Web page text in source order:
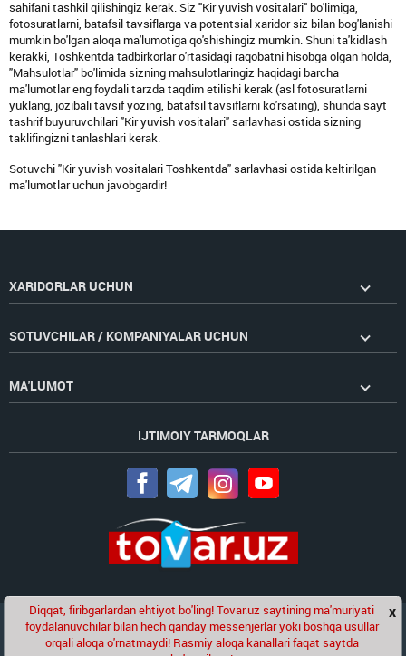
sahifani tashkil qilishingiz kerak. Siz "Kir yuvish vositalari" bo'limiga,
fotosuratlarni, batafsil tavsiflarga va potentsial xaridor siz bilan bog'lanishi
mumkin bo'lgan aloqa ma'lumotiga qo'shishingiz mumkin. Shuni ta'kidlash
kerakki, Toshkentda tadbirkorlar o'rtasidagi raqobatni hisobga olgan holda,
"Mahsulotlar" bo'limida sizning mahsulotlaringiz haqidagi barcha
ma'lumotlar eng foydali tarzda taqdim etilishi kerak (asl fotosuratlarni
yuklang, jozibali tavsif yozing, batafsil tavsiflarni ko'rsating), shunda sayt
tashrif buyuruvchilari "Kir yuvish vositalari" sarlavhasi ostida sizning
taklifingizni tanlashlari kerak.
Sotuvchi "Kir yuvish vositalari Toshkentda" sarlavhasi ostida keltirilgan
ma'lumotlar uchun javobgardir!
XARIDORLAR UCHUN
SOTUVCHILAR / KOMPANIYALAR UCHUN
MA'LUMOT
IJTIMOIY TARMOQLAR
Golden Pageskompaniyasining loyihasi
Chat x
Diqqat, firibgarlardan ehtiyot bo'ling! Tovar.uz saytining ma'muriyati
foydalanuvchilar bilan hech qanday messenjerlar yoki boshqa usullar
orqali aloqa o'rnatmaydi! Rasmiy aloqa kanallari faqat saytda